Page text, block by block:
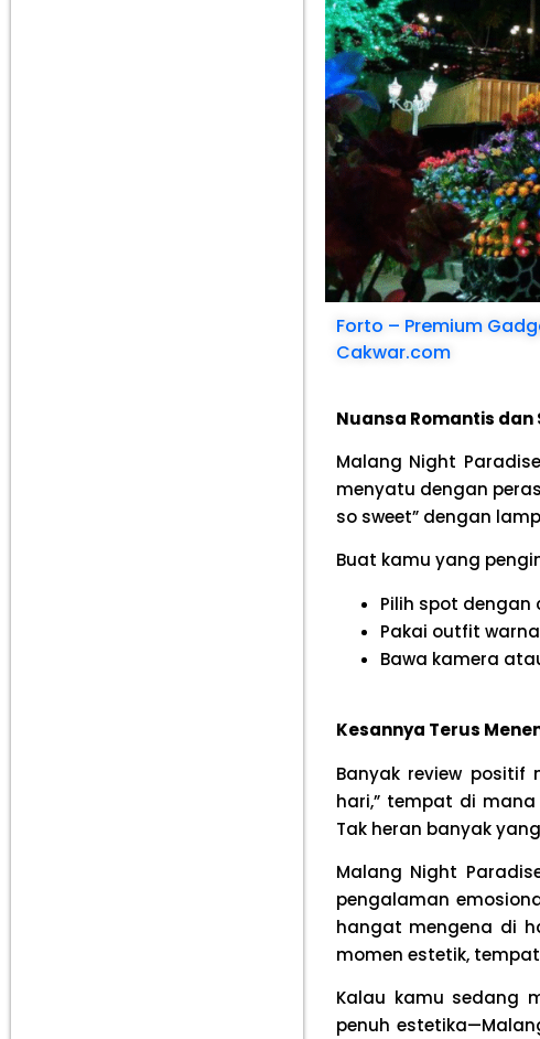
Forto – Premium
Cakwar.com
Nuansa Romantis
Malang Night
menyatu dengan
so sweet” dengan
Buat kamu yang
Pilih spot
Pakai outfit
Bawa kamera
Kesannya Terus
Banyak review positif
hari,” tempat di
Tak heran banyak
Malang Night
pengalaman
hangat mengena di
momen estetik,
Kalau kamu sedang
penuh